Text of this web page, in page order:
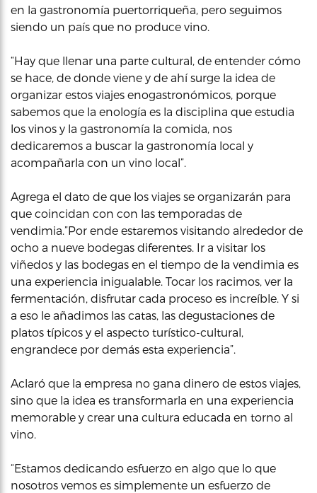
en la gastronomía puertorriqueña, pero seguimos
siendo un país que no produce vino.
“Hay que llenar una parte cultural, de entender cómo
se hace, de donde viene y de ahí surge la idea de
organizar estos viajes enogastronómicos, porque
sabemos que la enología es la disciplina que estudia
los vinos y la gastronomía la comida, nos
dedicaremos a buscar la gastronomía local y
acompañarla con un vino local”.
Agrega el dato de que los viajes se organizarán para
que coincidan con con las temporadas de
vendimia.”Por ende estaremos visitando alrededor de
ocho a nueve bodegas diferentes. Ir a visitar los
viñedos y las bodegas en el tiempo de la vendimia es
una experiencia inigualable. Tocar los racimos, ver la
fermentación, disfrutar cada proceso es increíble. Y si
a eso le añadimos las catas, las degustaciones de
platos típicos y el aspecto turístico-cultural,
engrandece por demás esta experiencia”.
Aclaró que la empresa no gana dinero de estos viajes,
sino que la idea es transformarla en una experiencia
memorable y crear una cultura educada en torno al
vino.
“Estamos dedicando esfuerzo en algo que lo que
nosotros vemos es simplemente un esfuerzo de